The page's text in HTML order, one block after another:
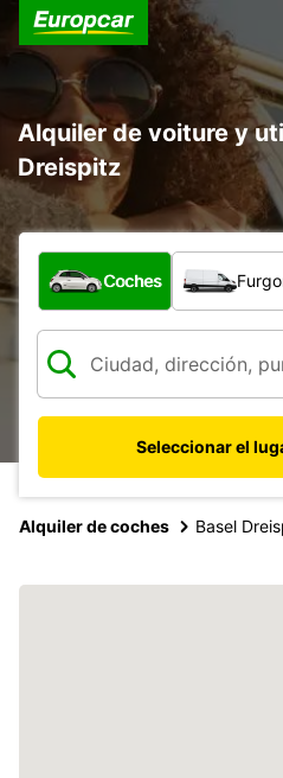
Alquiler de voiture y
Dreispitz
¿Qué tipo de vehículo?
Coches
Seleccionar el
Alquiler de coches Basel